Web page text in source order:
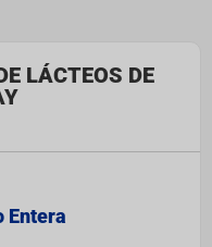
LÁCTEOS DE
Entera